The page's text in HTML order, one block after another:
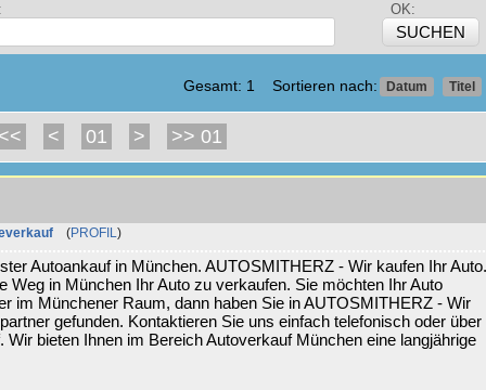
OK:
Gesamt: 1 Sortieren nach: Datum Titel
< 01 > >> 01
(PROFIL)
Autoankauf in München. AUTOSMITHERZ - Wir kaufen Ihr
Weg in München Ihr Auto zu verkaufen. Sie möchten Ihr Auto
im Münchener Raum, dann haben Sie in AUTOSMITHERZ - Wir
gefunden. Kontaktieren Sie uns einfach telefonisch oder über
bieten Ihnen im Bereich Autoverkauf München eine langjährige